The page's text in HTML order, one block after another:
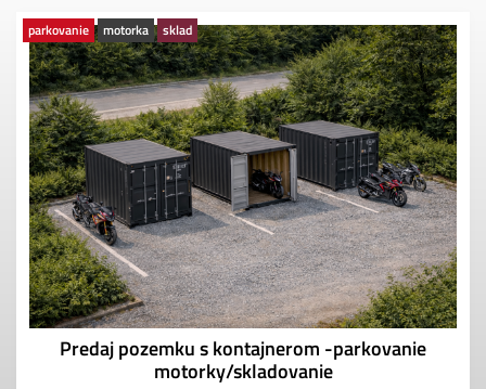
parkovanie motorka sklad
Predaj pozemku s kontajnerom -parkovanie
motorky/skladovanie